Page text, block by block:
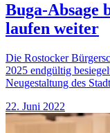
Buga-Absage
laufen weiter
Die Rostocker
2025 endgültig
Neugestaltung des
22. Juni 2022